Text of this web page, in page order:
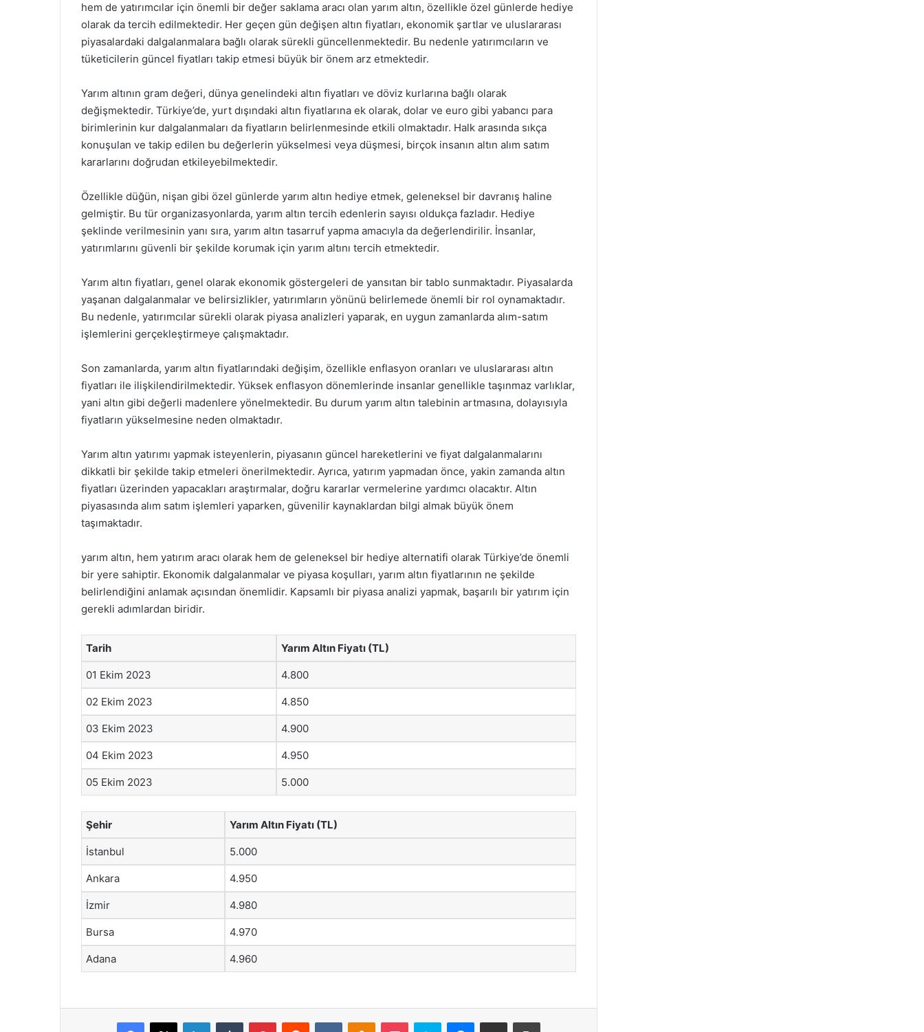
hem de yatırımcılar için önemli bir değer saklama aracı olan yarım altın, özellikle özel günlerde hediye
olarak da tercih edilmektedir. Her geçen gün değişen altın fiyatları, ekonomik şartlar ve uluslararası
piyasalardaki dalgalanmalara bağlı olarak sürekli güncellenmektedir. Bu nedenle yatırımcıların ve
tüketicilerin güncel fiyatları takip etmesi büyük bir önem arz etmektedir.
Yarım altının gram değeri, dünya genelindeki altın fiyatları ve döviz kurlarına bağlı olarak
değişmektedir. Türkiye’de, yurt dışındaki altın fiyatlarına ek olarak, dolar ve euro gibi yabancı para
birimlerinin kur dalgalanmaları da fiyatların belirlenmesinde etkili olmaktadır. Halk arasında sıkça
konuşulan ve takip edilen bu değerlerin yükselmesi veya düşmesi, birçok insanın altın alım satım
kararlarını doğrudan etkileyebilmektedir.
Özellikle düğün, nişan gibi özel günlerde yarım altın hediye etmek, geleneksel bir davranış haline
gelmiştir. Bu tür organizasyonlarda, yarım altın tercih edenlerin sayısı oldukça fazladır. Hediye
şeklinde verilmesinin yanı sıra, yarım altın tasarruf yapma amacıyla da değerlendirilir. İnsanlar,
yatırımlarını güvenli bir şekilde korumak için yarım altını tercih etmektedir.
Yarım altın fiyatları, genel olarak ekonomik göstergeleri de yansıtan bir tablo sunmaktadır. Piyasalarda
yaşanan dalgalanmalar ve belirsizlikler, yatırımların yönünü belirlemede önemli bir rol oynamaktadır.
Bu nedenle, yatırımcılar sürekli olarak piyasa analizleri yaparak, en uygun zamanlarda alım-satım
işlemlerini gerçekleştirmeye çalışmaktadır.
Son zamanlarda, yarım altın fiyatlarındaki değişim, özellikle enflasyon oranları ve uluslararası altın
fiyatları ile ilişkilendirilmektedir. Yüksek enflasyon dönemlerinde insanlar genellikle taşınmaz varlıklar,
yani altın gibi değerli madenlere yönelmektedir. Bu durum yarım altın talebinin artmasına, dolayısıyla
fiyatların yükselmesine neden olmaktadır.
Yarım altın yatırımı yapmak isteyenlerin, piyasanın güncel hareketlerini ve fiyat dalgalanmalarını
dikkatli bir şekilde takip etmeleri önerilmektedir. Ayrıca, yatırım yapmadan önce, yakin zamanda altın
fiyatları üzerinden yapacakları araştırmalar, doğru kararlar vermelerine yardımcı olacaktır. Altın
piyasasında alım satım işlemleri yaparken, güvenilir kaynaklardan bilgi almak büyük önem
taşımaktadır.
yarım altın, hem yatırım aracı olarak hem de geleneksel bir hediye alternatifi olarak Türkiye’de önemli
bir yere sahiptir. Ekonomik dalgalanmalar ve piyasa koşulları, yarım altın fiyatlarının ne şekilde
belirlendiğini anlamak açısından önemlidir. Kapsamlı bir piyasa analizi yapmak, başarılı bir yatırım için
gerekli adımlardan biridir.
Tarih Yarım Altın Fiyatı (TL)
01 Ekim 2023 4.800
02 Ekim 2023 4.850
03 Ekim 2023 4.900
04 Ekim 2023 4.950
05 Ekim 2023 5.000
Şehir Yarım Altın Fiyatı (TL)
İstanbul 5.000
Ankara 4.950
İzmir 4.980
Bursa 4.970
Adana 4.960
Facebook
X LinkedInTumblr PinterestReddit VKontakteOdnoklassniki
Pocket Skype Messenger
E-Posta ile paylaş Yazdır